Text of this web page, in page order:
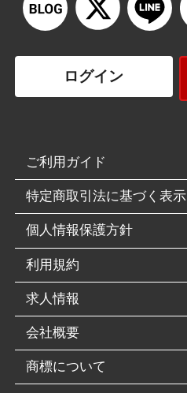
ログイン
ご利用ガイド
特定商取引法に基づく表示
個人情報保護方針
利用規約
求人情報
会社概要
商標について